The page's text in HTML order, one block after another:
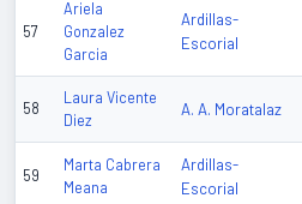
57
Ariela
Gonzalez
Garcia
Ardillas-
Escorial
58
Laura Vicente
Diez
A. A. Moratalaz
59
Marta Cabrera
Meana
Ardillas-
Escorial